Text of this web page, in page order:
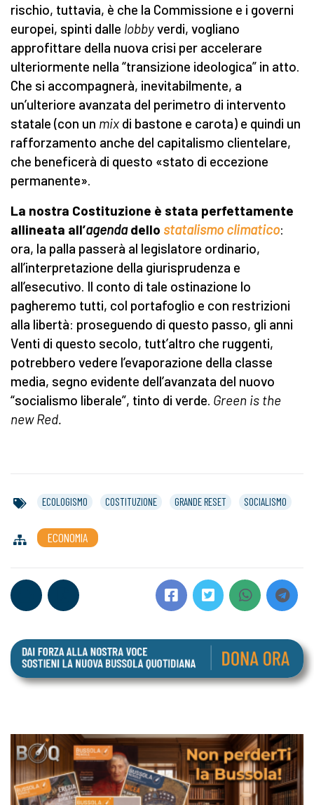
rischio, tuttavia, è che la Commissione e i governi
europei, spinti dalle lobbyverdi, vogliano
approfittare della nuova crisi per accelerare
ulteriormente nella “transizione ideologica” in atto.
Che si accompagnerà, inevitabilmente, a
un’ulteriore avanzata del perimetro di intervento
statale (con un mix di bastone e carota) e quindi un
rafforzamento anche del capitalismo clientelare,
che beneficerà di questo «stato di eccezione
permanente».
La nostra Costituzione è stata perfettamente
allineata all’agendadello statalismo climatico:
ora, la palla passerà al legislatore ordinario,
all’interpretazione della giurisprudenza e
all’esecutivo. Il conto di tale ostinazione lo
pagheremo tutti, col portafoglio e con restrizioni
alla libertà: proseguendo di questo passo, gli anni
Venti di questo secolo, tutt’altro che ruggenti,
potrebbero vedere l’evaporazione della classe
media, segno evidente dell’avanzata del nuovo
“socialismo liberale”, tinto di verde. Green is the
new Red.
ECOLOGISMO COSTITUZIONE GRANDE RESET SOCIALISMO
ECONOMIA